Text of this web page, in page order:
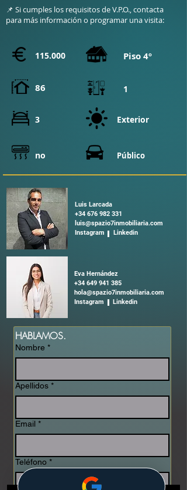
📌 Si cumples los requisitos de V.P.O., contacta
para más información o programar una visita:
115.000
86
3
no
Piso 4º
1
Exterior
Público
Luis Larcada
+34 676 982 331
luis@spazio7inmobiliaria.com
Instagram Linkedin
Eva Hernández
+34 649 941 385
hola@spazio7inmobiliaria.com
Instagram Linkedin
HABLAMOS.
Nombre *
Apellidos *
Email *
Teléfono *